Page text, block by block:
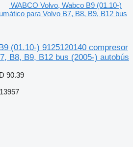
WABCO Volvo, Wabco B9 (01.10-)
para Volvo B7, B8, B9, B12 bus
(01.10-) 9125120140 compresor
B8, B9, B12 bus (2005-) autobús
90.39